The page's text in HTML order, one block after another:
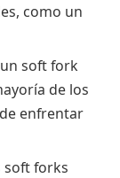
como un
soft fork
de los
enfrentar
soft forks